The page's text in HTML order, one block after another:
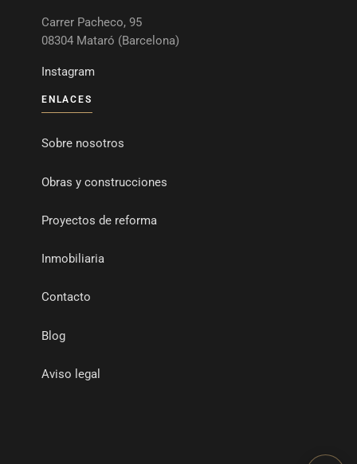
Carrer Pacheco, 95
08304 Mataró (Barcelona)
Instagram
ENLACES
Sobre nosotros
Obras y construcciones
Proyectos de reforma
Inmobiliaria
Contacto
Blog
Aviso legal